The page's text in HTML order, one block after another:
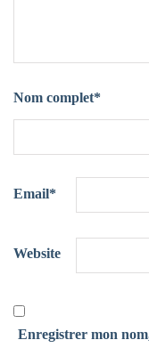
Nom complet*
Email*
Website
Enregistrer mon